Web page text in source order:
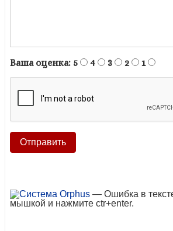
Ваша оценка: 5 4 3 2 1
— Ошибка в
мышкой и нажмите ctr+enter.